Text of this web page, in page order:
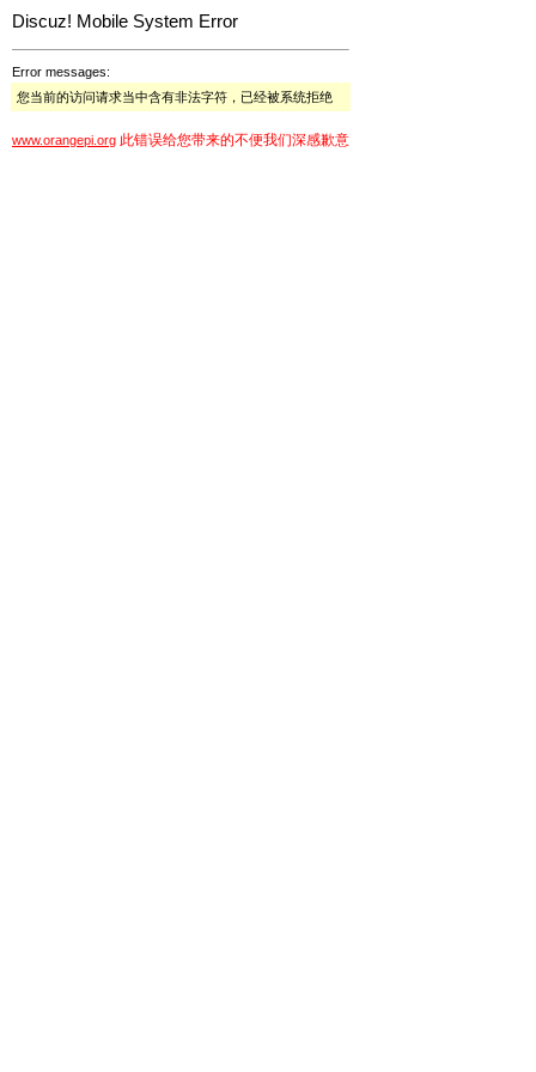
Discuz! Mobile System Error
Error messages:
您当前的访问请求当中含有非法字符，已经被系统拒绝
www.orangepi.org 此错误给您带来的不便我们深感歉意